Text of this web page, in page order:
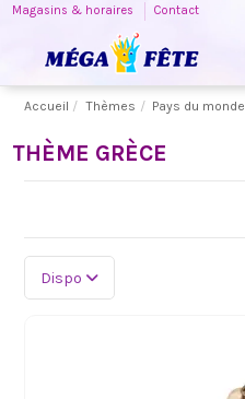
Magasins & horaires Contact
Accueil Thèmes Pays du monde
THÈME GRÈCE
Dispo